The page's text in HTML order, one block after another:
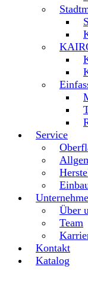
Service
Über
Team
Kontakt
Katalog